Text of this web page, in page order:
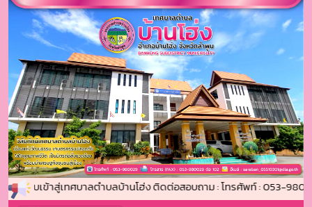
อนรับเข้าสู่เทศบาลตำบลบ้านโฮ่ง ติดต่อสอบถาม : โทรศัพท์ : 053-